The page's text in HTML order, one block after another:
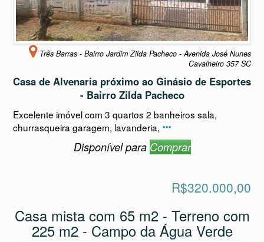
Três Barras - Bairro Jardim Zilda Pacheco - Avenida José Nunes
Cavalheiro 357 SC
Casa de Alvenaria próximo ao Ginásio de Esportes
- Bairro Zilda Pacheco
Excelente imóvel com 3 quartos 2 banheiros sala,
churrasqueira garagem, lavanderia,
Disponível para Comprar
R$320.000,00
Casa mista com 65 m2 - Terreno com
225 m2 - Campo da Água Verde